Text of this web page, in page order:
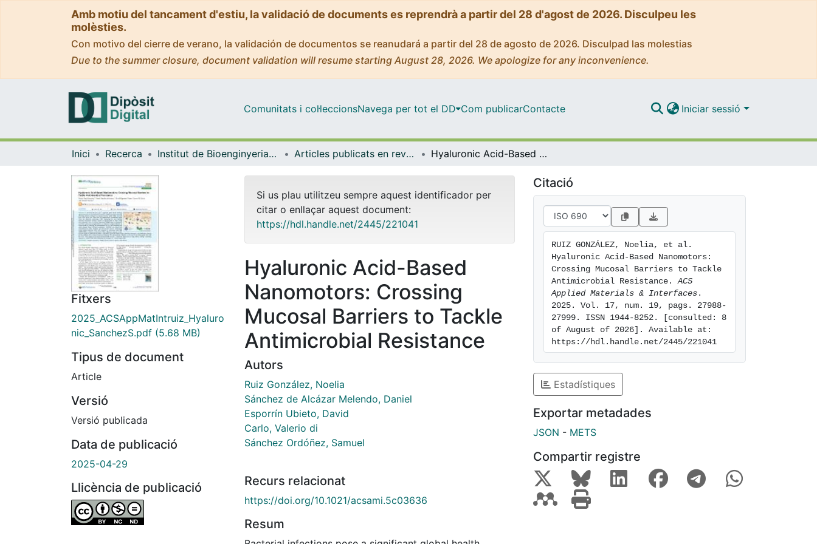
Amb motiu del tancament d'estiu, la validació de documents es reprendrà a partir del 28 d'agost de 2026. Disculpeu les
molèsties.
Con motivo del cierre de verano, la validación de documentos se reanudará a partir del 28 de agosto de 2026. Disculpad las molestias
Due to the summer closure, document validation will resume starting August 28, 2026. We apologize for any inconvenience.
Comunitats i col·leccionsNavega per tot el DD Com publicarContacte Iniciar sessió
Inici Recerca Institut de Bioenginyeria de Catalunya (IBEC) Articles publicats en revistes (Institut de Bioenginyeria de Catalunya (IBEC)) Hyaluronic Acid-Based Nanomotors: Crossing Mucosal Barriers to Tackle Antimicrobial Resistance
Fitxers
2025_ACSAppMatIntruiz_Hyaluro
nic_SanchezS.pdf (5.68 MB)
Tipus de document
Article
Versió
Versió publicada
Data de publicació
2025-04-29
Llicència de publicació
Si us plau utilitzeu sempre aquest identificador per
citar o enllaçar aquest document:
https://hdl.handle.net/2445/221041
Hyaluronic Acid-Based
Nanomotors: Crossing
Mucosal Barriers to Tackle
Antimicrobial Resistance
Autors
Ruiz González, Noelia
Sánchez de Alcázar Melendo, Daniel
Esporrín Ubieto, David
Carlo, Valerio di
Sánchez Ordóñez, Samuel
Recurs relacionat
https://doi.org/10.1021/acsami.5c03636
Resum
Citació
RUIZ GONZÁLEZ, Noelia, et al.
Hyaluronic Acid-Based Nanomotors:
Crossing Mucosal Barriers to Tackle
Antimicrobial Resistance. ACS
Applied Materials & Interfaces .
2025. Vol. 17, num. 19, pags. 27988-
27999. ISSN 1944-8252. [consulted: 8
of August of 2026]. Available at:
https://hdl.handle.net/2445/221041
Estadístiques
Exportar metadades
JSON - METS
Compartir registre